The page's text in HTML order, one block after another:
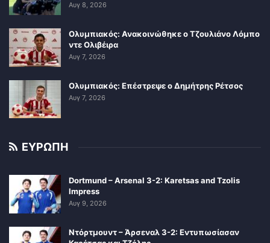
Αυγ 8, 2026
Ολυμπιακός: Ανακοινώθηκε ο Τζουλιάνο Λόμπο
ντε Ολιβέιρα
Αυγ 7, 2026
Ολυμπιακός: Επέστρεψε ο Δημήτρης Ρέτσος
Αυγ 7, 2026
ΕΥΡΩΠΗ
Dortmund – Arsenal 3-2: Karetsas and Tzolis
Impress
Αυγ 9, 2026
Ντόρτμουντ – Άρσεναλ 3-2: Εντυπωσίασαν